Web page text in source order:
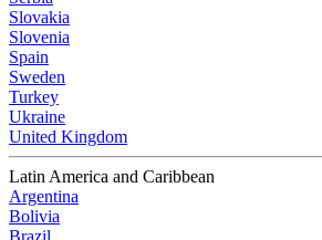
Slovakia
Slovenia
Spain
Sweden
Turkey
Ukraine
United Kingdom
Latin America and Caribbean
Argentina
Bolivia